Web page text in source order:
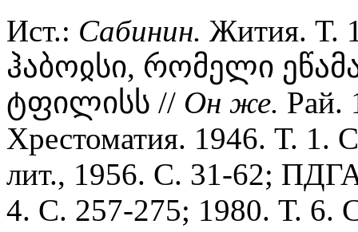
Ист.: Сабинин. Жития. Т.
ჰაბოჲსი, რომელი
ტფილისს // Он же. Рай.
Хрестоматия. 1946. Т. 1.
лит., 1956. С. 31-62;
4. С. 257-275; 1980. Т. 6.